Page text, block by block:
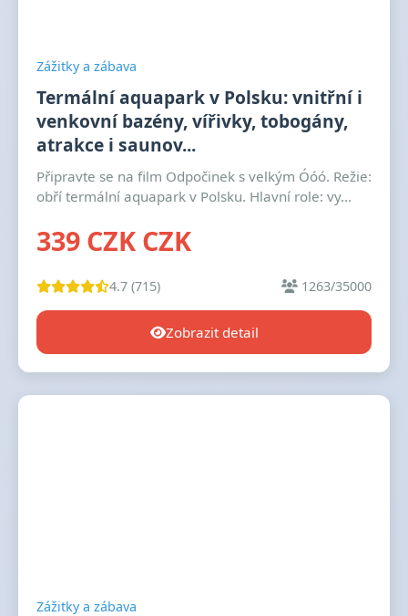
Zážitky a zábava
Termální aquapark v Polsku: vnitřní i
venkovní bazény, vířivky, tobogány,
atrakce i saunov...
Připravte se na film Odpočinek s velkým Óóó. Režie:
obří termální aquapark v Polsku. Hlavní role: vy...
339 CZK CZK
4.7 (715) 1263/35000
Zobrazit detail
Zážitky a zábava